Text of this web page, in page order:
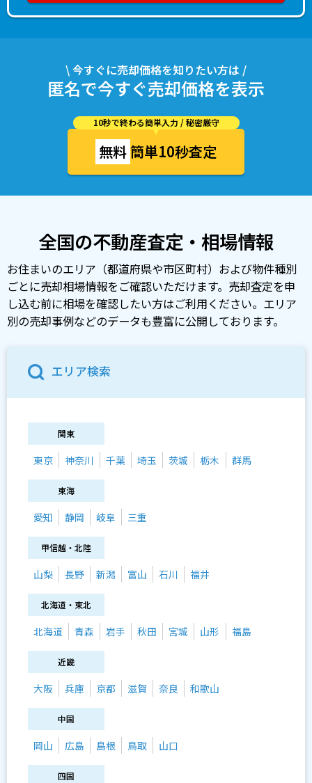
\ 今すぐに売却価格を知りたい方は /
匿名で今すぐ売却価格を表示
10秒で終わる簡単入力 / 秘密厳守
無料簡単10秒査定
全国の不動産査定・相場情報
お住まいのエリア（都道府県や市区町村）および物件種別
ごとに売却相場情報をご確認いただけます。売却査定を申
し込む前に相場を確認したい方はご利用ください。エリア
別の売却事例などのデータも豊富に公開しております。
エリア検索
関東
東京 神奈川 千葉 埼玉 茨城 栃木 群馬
東海
愛知 静岡 岐阜 三重
甲信越・北陸
山梨 長野 新潟 富山 石川 福井
北海道・東北
北海道 青森 岩手 秋田 宮城 山形 福島
近畿
大阪 兵庫 京都 滋賀 奈良 和歌山
中国
岡山 広島 島根 鳥取 山口
四国